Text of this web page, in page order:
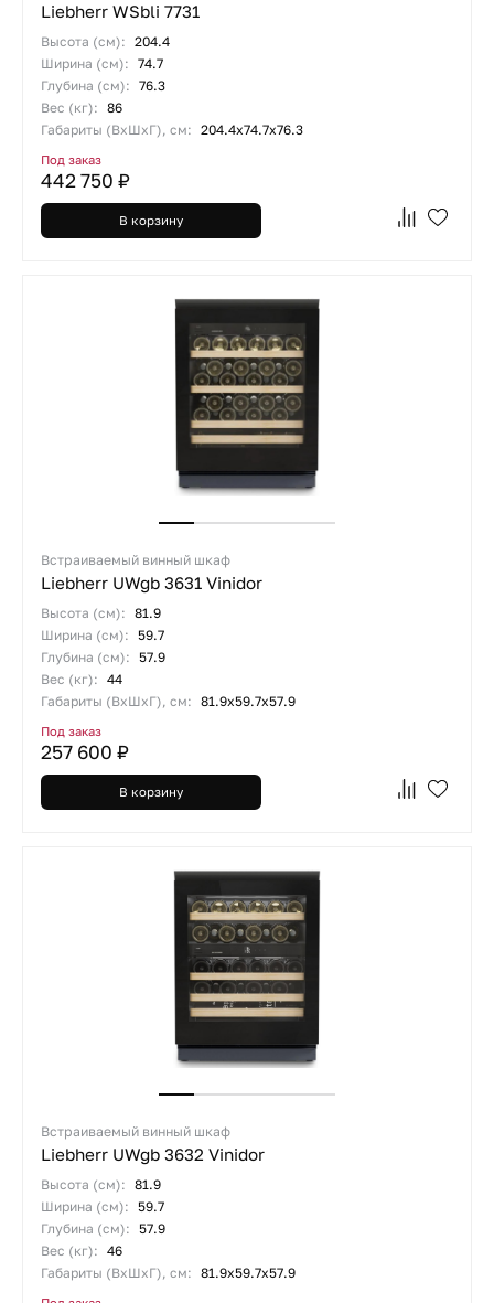
Liebherr WSbli 7731
Высота (см): 204.4
Ширина (см): 74.7
Глубина (см): 76.3
Вес (кг): 86
Габариты (ВхШхГ), см: 204.4х74.7х76.3
Под заказ
442 750 ₽
В корзину
Встраиваемый винный шкаф
Liebherr UWgb 3631 Vinidor
Высота (см): 81.9
Ширина (см): 59.7
Глубина (см): 57.9
Вес (кг): 44
Габариты (ВхШхГ), см: 81.9х59.7х57.9
Под заказ
257 600 ₽
В корзину
Встраиваемый винный шкаф
Liebherr UWgb 3632 Vinidor
Высота (см): 81.9
Ширина (см): 59.7
Глубина (см): 57.9
Вес (кг): 46
Габариты (ВхШхГ), см: 81.9х59.7х57.9